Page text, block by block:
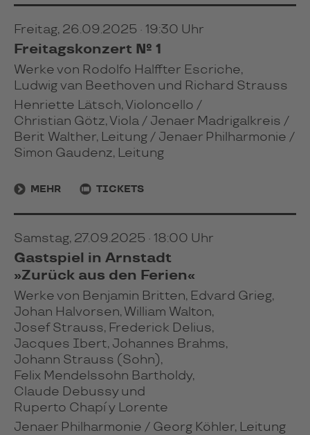
Freitag, 26.09.2025 · 19:30 Uhr
Freitagskonzert № 1
Werke von Rodolfo Halffter Escriche,
Ludwig van Beethoven und Richard Strauss
Henriette Lätsch, Violoncello /
Christian Götz, Viola / Jenaer Madrigalkreis /
Berit Walther, Leitung / Jenaer Philharmonie /
Simon Gaudenz, Leitung
MEHR TICKETS
Samstag, 27.09.2025 · 18:00 Uhr
Gastspiel in Arnstadt
»Zurück aus den Ferien«
Werke von Benjamin Britten, Edvard Grieg,
Johan Halvorsen, William Walton,
Josef Strauss, Frederick Delius,
Jacques Ibert, Johannes Brahms,
Johann Strauss (Sohn),
Felix Mendelssohn Bartholdy,
Claude Debussy und
Ruperto Chapí y Lorente
Jenaer Philharmonie / Georg Köhler, Leitung